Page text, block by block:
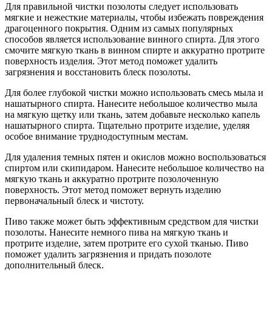
Для правильной чистки позолоты следует использовать
мягкие и нежесткие материалы, чтобы избежать повреждения
драгоценного покрытия. Одним из самых популярных
способов является использование винного спирта. Для этого
смочите мягкую ткань в винном спирте и аккуратно протрите
поверхность изделия. Этот метод поможет удалить
загрязнения и восстановить блеск позолоты.
Для более глубокой чистки можно использовать смесь мыла и
нашатырного спирта. Нанесите небольшое количество мыла
на мягкую щетку или ткань, затем добавьте несколько капель
нашатырного спирта. Тщательно протрите изделие, уделяя
особое внимание труднодоступным местам.
Для удаления темных пятен и окислов можно воспользоваться
спиртом или скипидаром. Нанесите небольшое количество на
мягкую ткань и аккуратно протрите позолоченную
поверхность. Этот метод поможет вернуть изделию
первоначальный блеск и чистоту.
Пиво также может быть эффективным средством для чистки
позолоты. Нанесите немного пива на мягкую ткань и
протрите изделие, затем протрите его сухой тканью. Пиво
поможет удалить загрязнения и придать позолоте
дополнительный блеск.